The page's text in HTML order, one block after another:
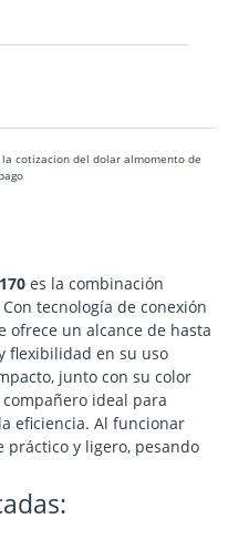
cotizacion del dolar almomento de
es la combinación
tecnología de conexión
ofrece un alcance de hasta
flexibilidad en su uso
junto con su color
ideal para
eficiencia. Al funcionar
práctico y ligero, pesando